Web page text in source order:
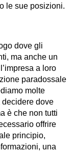
le sue posizioni.
dove gli
ma anche un
a loro
paradossale
molte
dove
è che non tutti
offrire
principio,
una